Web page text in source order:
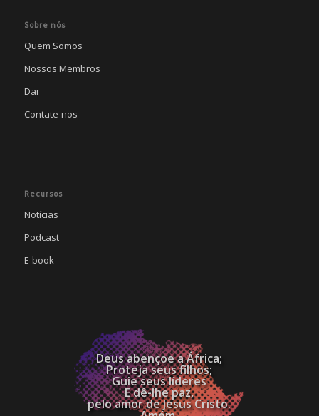
Sobre nós
Quem Somos
Nossos Membros
Dar
Contate-nos
Recursos
Notícias
Podcast
E-book
Deus abençoe a África;
Proteja seus filhos;
Guie seus líderes
E dê-lhe paz,
pelo amor de Jesus Cristo.